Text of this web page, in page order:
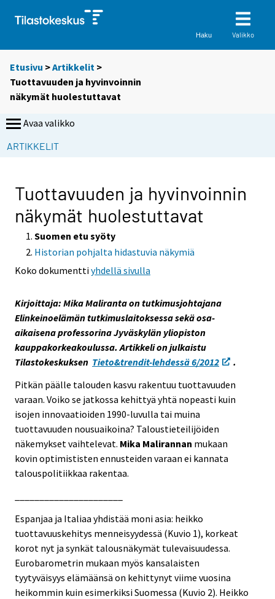
Haku Valikko
Etusivu >Artikkelit >
Tuottavuuden ja hyvinvoinnin
näkymät huolestuttavat
Avaa valikko
ARTIKKELIT
Tuottavuuden ja hyvinvoinnin
näkymät huolestuttavat
Suomen etu syöty
Historian pohjalta hidastuvia näkymiä
Koko dokumenttiyhdellä sivulla
Kirjoittaja: Mika Maliranta on tutkimusjohtajana
Elinkeinoelämän tutkimuslaitoksessa sekä osa-
aikaisena professorina Jyväskylän yliopiston
kauppakorkeakoulussa. Artikkeli on julkaistu
Tilastokeskuksen Tieto&trendit-lehdessä 6/2012
.
Pitkän päälle talouden kasvu rakentuu tuottavuuden
varaan. Voiko se jatkossa kehittyä yhtä nopeasti kuin
isojen innovaatioiden 1990-luvulla tai muina
tuottavuuden nousuaikoina? Taloustieteilijöiden
näkemykset vaihtelevat. Mika Malirannan mukaan
kovin optimististen ennusteiden varaan ei kannata
talouspolitiikkaa rakentaa.
Espanjaa ja Italiaa yhdistää moni asia: heikko
tuottavuuskehitys menneisyydessä (Kuvio 1), korkeat
korot nyt ja synkät talousnäkymät tulevaisuudessa.
Eurobarometrin mukaan myös kansalaisten
tyytyväisyys elämäänsä on kehittynyt viime vuosina
heikommin kuin esimerkiksi Suomessa (Kuvio 2). Heikko